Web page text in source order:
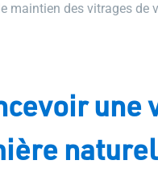
maintien des vitrages de
une